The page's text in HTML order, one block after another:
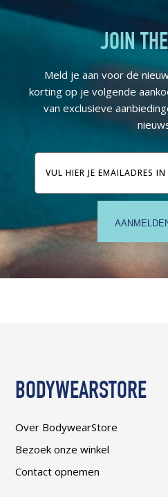
JOIN
Meld je aan voor de
korting op je volgende
van exclusieve
E-
mailadres
BODYWEARSTORE
Over BodywearStore
Bezoek onze winkel
Contact opnemen